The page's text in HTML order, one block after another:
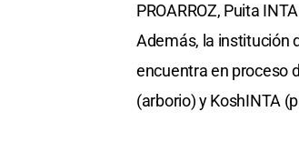
PROARROZ, Puita
Además, la institución
encuentra en proceso
(arborio) y KoshINTA